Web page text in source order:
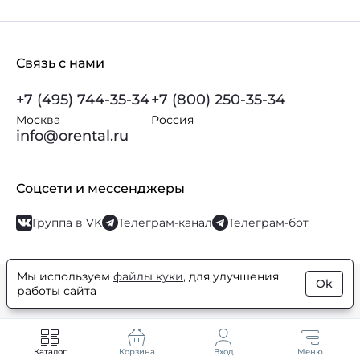
Связь с нами
+7 (495) 744-35-34
Москва
+7 (800) 250-35-34
Россия
info@orental.ru
Соцсети и мессенджеры
Группа в VK Телеграм-канал Телеграм-бот
© Orental.ru 2007–2026Интернет-магазин парфюмерии и
косметики
Каталог Корзина Вход Меню
Мы используем файлы куки, для улучшения
работы сайта
Ok